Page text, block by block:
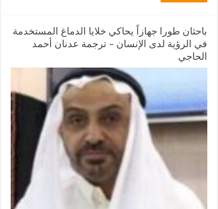
باحثان طورا جهازاً يحاكي خلايا الدماغ المستخدمة
في الرؤية لدى الإنسان – ترجمة عدنان أحمد
الحاجي